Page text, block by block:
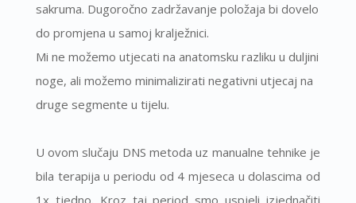
sakruma. Dugoročno zadržavanje položaja bi dovelo
do promjena u samoj kralježnici.
Mi ne možemo utjecati na anatomsku razliku u duljini
noge, ali možemo minimalizirati negativni utjecaj na
druge segmente u tijelu.
U ovom slučaju DNS metoda uz manualne tehnike je
bila terapija u periodu od 4 mjeseca u dolascima od